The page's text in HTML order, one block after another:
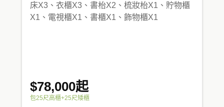
床X3、衣櫃X3、書枱X2、梳妝枱X1、貯物櫃
X1、電視櫃X1、書櫃X1、飾物櫃X1
$78,000起
包25尺高櫃+25尺矮櫃